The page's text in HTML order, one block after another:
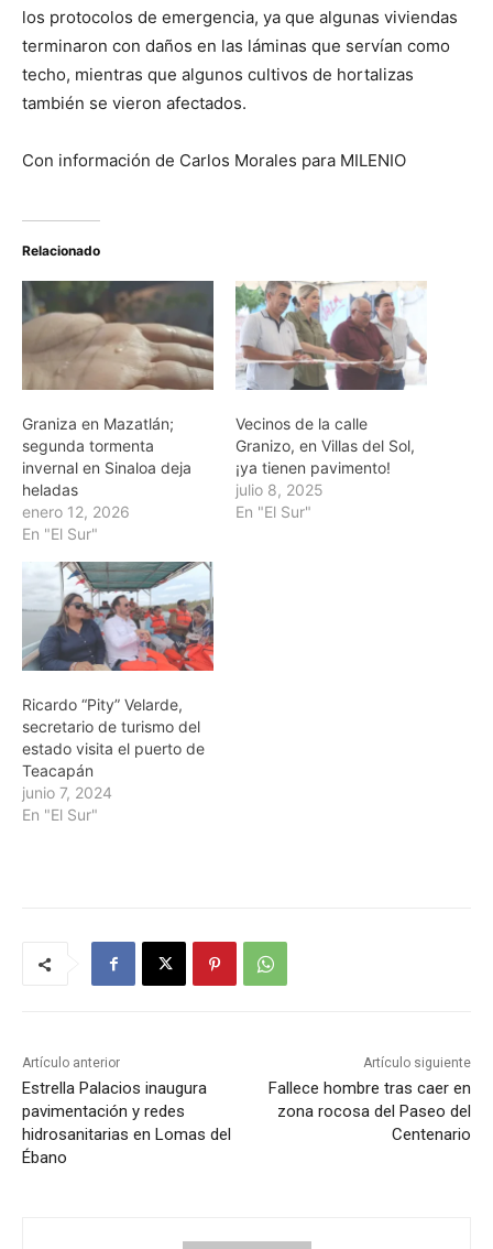
los protocolos de emergencia, ya que algunas viviendas
terminaron con daños en las láminas que servían como
techo, mientras que algunos cultivos de hortalizas
también se vieron afectados.
Con información de Carlos Morales para MILENIO
Relacionado
Graniza en Mazatlán;
segunda tormenta
invernal en Sinaloa deja
heladas
enero 12, 2026
En "El Sur"
Vecinos de la calle
Granizo, en Villas del Sol,
¡ya tienen pavimento!
julio 8, 2025
En "El Sur"
Ricardo “Pity” Velarde,
secretario de turismo del
estado visita el puerto de
Teacapán
junio 7, 2024
En "El Sur"
Artículo anterior
Estrella Palacios inaugura
pavimentación y redes
hidrosanitarias en Lomas del
Ébano
Artículo siguiente
Fallece hombre tras caer en
zona rocosa del Paseo del
Centenario